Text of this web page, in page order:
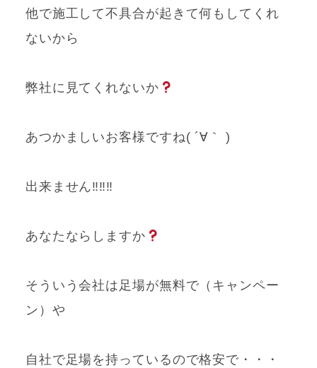
他で施工して不具合が起きて何もしてくれ
ないから
弊社に見てくれないか
あつかましいお客様ですね( ´∀｀ )
出来ません‼‼‼
あなたならしますか
そういう会社は足場が無料で（キャンペー
ン）や
自社で足場を持っているので格安で・・・